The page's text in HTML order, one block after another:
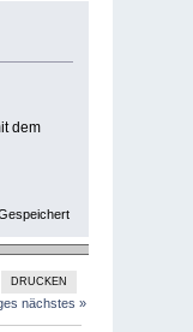
dem
DRUCKEN
nächstes »